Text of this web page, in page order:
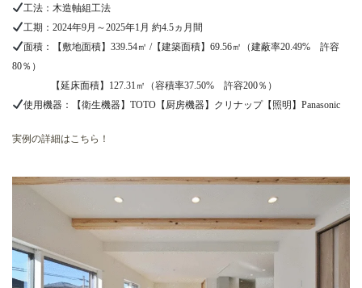
工法：木造軸組工法
工期：2024年9月～2025年1月 約4.5ヵ月間
面積：【敷地面積】339.54㎡ /【建築面積】69.56㎡（建蔽率20.49% 許容
80％）
【延床面積】127.31㎡（容積率37.50% 許容200％）
使用機器：【衛生機器】TOTO【厨房機器】クリナップ【照明】Panasonic
実例の詳細はこちら！